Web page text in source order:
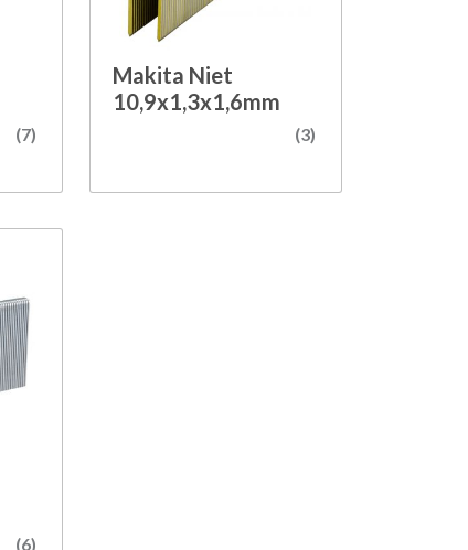
(7)
Makita Niet
10,9x1,3x1,6mm
(3)
(6)